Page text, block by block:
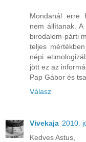
Mondanál erre
nem állítanak. A
birodalom-párti
teljes
népi
jött ez az
Pap Gábor és
Válasz
Vivekaja 2010.
Kedves Astus,